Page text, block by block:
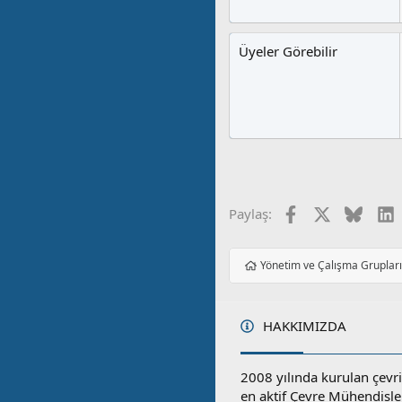
Üyeler Görebilir
Paylaş: Facebook
Yönetim ve Çalışma Grupları
HAKKIMIZDA
2008 yılında kurulan
en aktif Çevre